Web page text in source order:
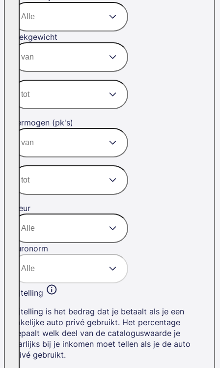
Trekgewicht
Vermogen (pk's)
Kleur
Euronorm
Bijtelling
Bijtelling is het bedrag dat je betaalt als je een
zakelijke auto privé gebruikt. Het percentage
bepaalt welk deel van de cataloguswaarde je
jaarlijks bij je inkomen moet tellen als je de auto
privé gebruikt.